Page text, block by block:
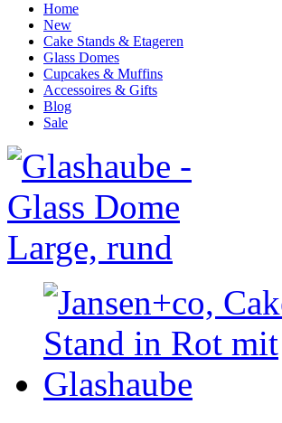
Home
New
Cake Stands & Etageren
Glass Domes
Cupcakes & Muffins
Accessoires & Gifts
Blog
Sale